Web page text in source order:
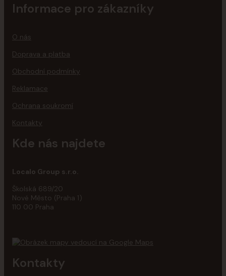
Informace pro zákazníky
O nás
Doprava a platba
Obchodní podmínky
Reklamace
Ochrana soukromí
Kontakty
Kde nás najdete
Localo Group s.r.o.
Školská 689/20
Nové Město (Praha 1)
110 00 Praha
Kontakty